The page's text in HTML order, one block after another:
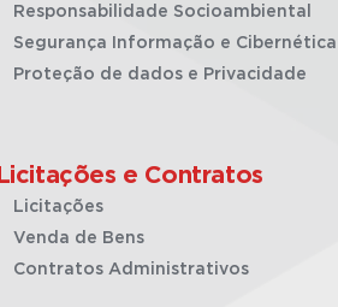
Responsabilidade Socioambiental
Segurança Informação e Cibernética
Proteção de dados e Privacidade
Licitações e Contratos
Licitações
Venda de Bens
Contratos Administrativos